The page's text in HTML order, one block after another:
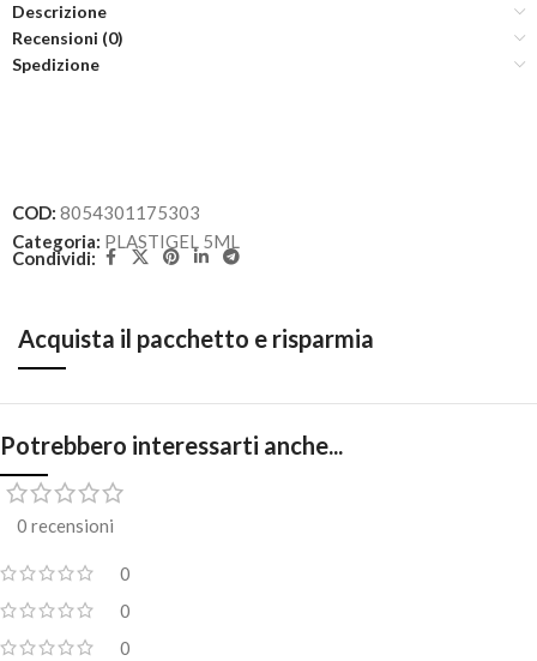
Descrizione
Recensioni (0)
Spedizione
COD: 8054301175303
Categoria: PLASTIGEL 5ML
Condividi:
Acquista il pacchetto e risparmia
Potrebbero interessarti anche...
0 recensioni
0
0
0